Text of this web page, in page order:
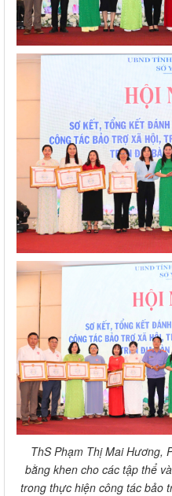
ThS Phạm Thị Mai Hương,
bằng khen cho các tập thể
trong thực hiện công tác bảo